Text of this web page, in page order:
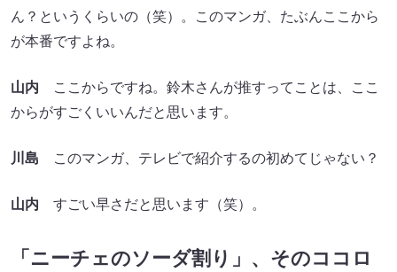
ん？というくらいの（笑）。このマンガ、たぶんここから
が本番ですよね。
山内 ここからですね。鈴木さんが推すってことは、ここ
からがすごくいいんだと思います。
川島 このマンガ、テレビで紹介するの初めてじゃない？
山内 すごい早さだと思います（笑）。
「ニーチェのソーダ割り」、そのココロ